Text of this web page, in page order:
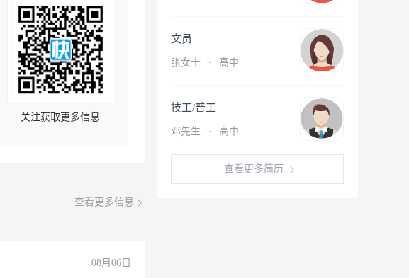
关注获取更多信息
查看更多信息
08月06日
文员
张女士 · 高中
技工/普工
邓先生 · 高中
查看更多简历